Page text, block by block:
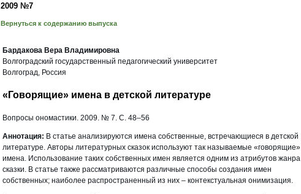
2009 №7
Вернуться к содержанию выпуска
Бардакова Вера Владимировна
Волгоградский государственный педагогический университет
Волгоград, Россия
«Говорящие» имена в детской литературе
Вопросы ономастики. 2009. № 7. С. 48–56
Аннотация: В статье анализируются имена собственные, встречающиеся в детской
литературе. Авторы литературных сказок используют так называемые «говорящие»
имена. Использование таких собственных имен является одним из атрибутов жанра
сказки. В статье также рассматриваются различные способы создания имен
собственных; наиболее распространенный из них – контекстуальная онимизация.